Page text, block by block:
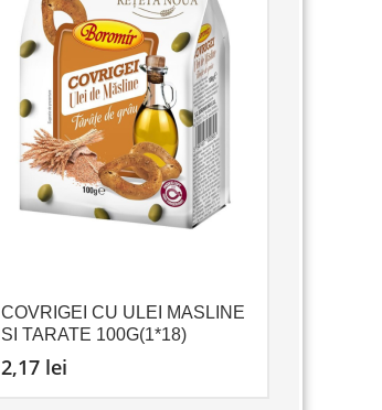
COVRIGEI CU ULEI MASLINE
SI TARATE 100G(1*18)
2,17 lei